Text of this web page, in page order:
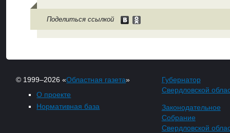
Поделиться ссылкой
© 1999–2026 «Областная газета»
О проекте
Нормативная база
Губернатор
Свердловской
Законодательное
Собрание
Свердловской